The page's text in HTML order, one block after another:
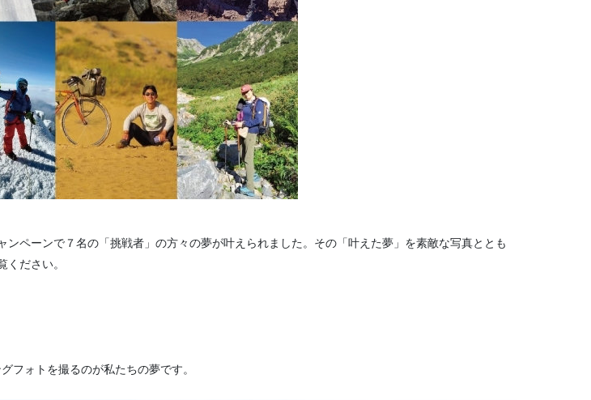
ペーンで７名の「挑戦者」の方々の夢が叶えられました。その「叶えた夢」を素敵な写真ととも
ださい。
フォトを撮るのが私たちの夢です。